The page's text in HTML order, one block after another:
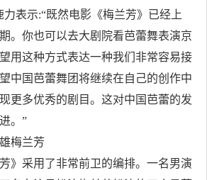
力表示:“既然电影《梅兰芳》已经上
。你也可以去大剧院看芭蕾舞表演京
用这种方式表达一种我们非常容易接
中国芭蕾舞团将继续在自己的创作中
更多优秀的剧目。这对中国芭蕾的发
。”
梅兰芳
》采用了非常前卫的编排。一名男演